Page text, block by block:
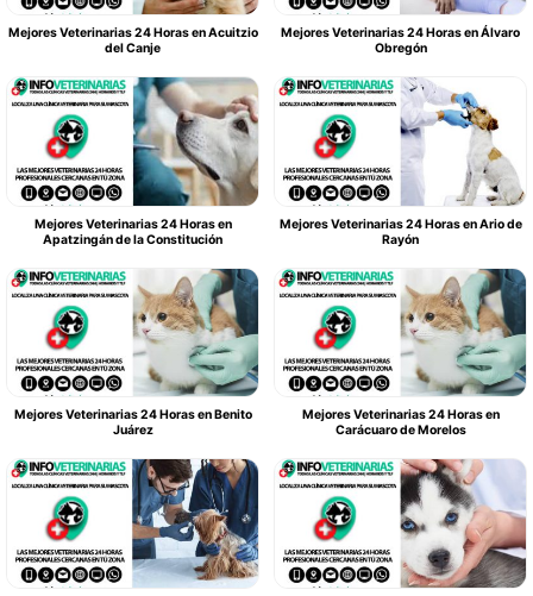
Mejores Veterinarias 24 Horas en Acuitzio
del Canje
Mejores Veterinarias 24 Horas en Álvaro
Obregón
Mejores Veterinarias 24 Horas en
Apatzingán de la Constitución
Mejores Veterinarias 24 Horas en Ario de
Rayón
Mejores Veterinarias 24 Horas en Benito
Juárez
Mejores Veterinarias 24 Horas en
Carácuaro de Morelos